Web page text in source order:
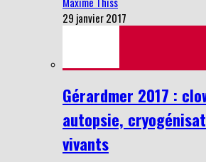
29 janvier 2017
Gérardmer 2017 :
autopsie,
vivants